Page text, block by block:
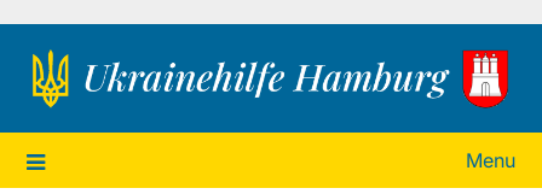
Ukrainehilfe Hamburg
Menu